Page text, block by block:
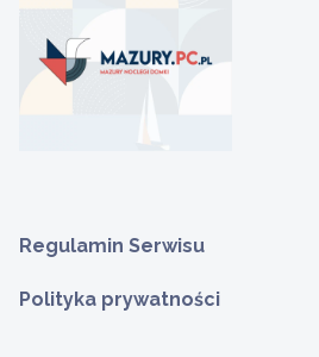
Regulamin Serwisu
Polityka prywatności